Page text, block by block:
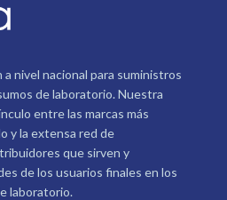
a nivel nacional para suministros
de laboratorio. Nuestra
entre las marcas más
y la extensa red de
que sirven y
de los usuarios finales en los
laboratorio.